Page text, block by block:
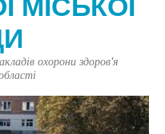
МІСЬКОЇ
охорони здоров'я